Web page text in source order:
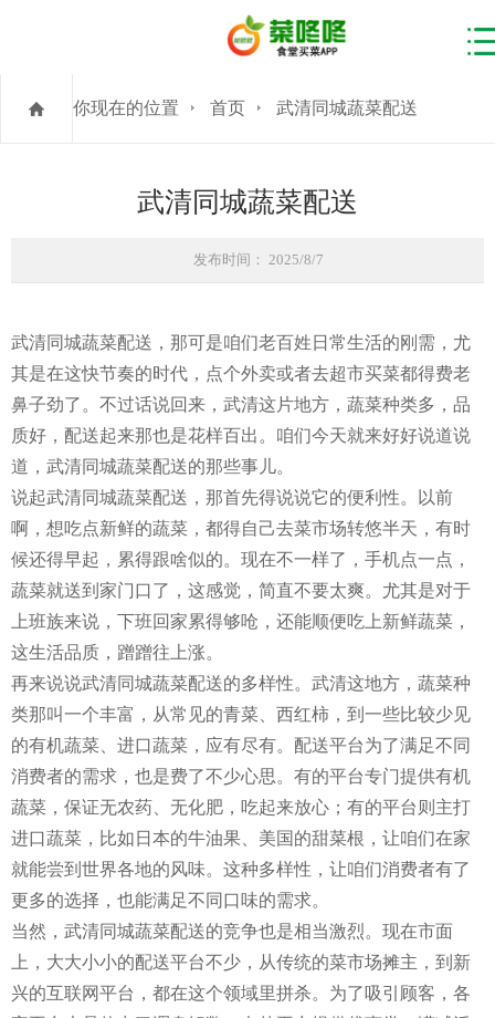
你现在的位置 首页 武清同城蔬菜配送
武清同城蔬菜配送
发布时间： 2025/8/7
武清同城蔬菜配送，那可是咱们老百姓日常生活的刚需，尤
其是在这快节奏的时代，点个外卖或者去超市买菜都得费老
鼻子劲了。不过话说回来，武清这片地方，蔬菜种类多，品
质好，配送起来那也是花样百出。咱们今天就来好好说道说
道，武清同城蔬菜配送的那些事儿。
说起武清同城蔬菜配送，那首先得说说它的便利性。以前
啊，想吃点新鲜的蔬菜，都得自己去菜市场转悠半天，有时
候还得早起，累得跟啥似的。现在不一样了，手机点一点，
蔬菜就送到家门口了，这感觉，简直不要太爽。尤其是对于
上班族来说，下班回家累得够呛，还能顺便吃上新鲜蔬菜，
这生活品质，蹭蹭往上涨。
再来说说武清同城蔬菜配送的多样性。武清这地方，蔬菜种
类那叫一个丰富，从常见的青菜、西红柿，到一些比较少见
的有机蔬菜、进口蔬菜，应有尽有。配送平台为了满足不同
消费者的需求，也是费了不少心思。有的平台专门提供有机
蔬菜，保证无农药、无化肥，吃起来放心；有的平台则主打
进口蔬菜，比如日本的牛油果、美国的甜菜根，让咱们在家
就能尝到世界各地的风味。这种多样性，让咱们消费者有了
更多的选择，也能满足不同口味的需求。
当然，武清同城蔬菜配送的竞争也是相当激烈。现在市面
上，大大小小的配送平台不少，从传统的菜市场摊主，到新
兴的互联网平台，都在这个领域里拼杀。为了吸引顾客，各